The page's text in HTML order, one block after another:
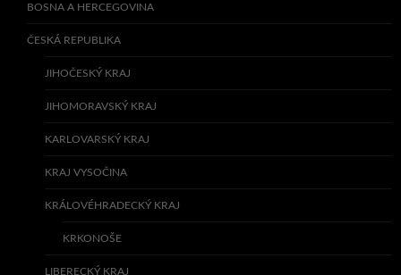
BOSNA A HERCEGOVINA
ČESKÁ REPUBLIKA
JIHOČESKÝ KRAJ
JIHOMORAVSKÝ KRAJ
KARLOVARSKÝ KRAJ
KRAJ VYSOČINA
KRÁLOVÉHRADECKÝ KRAJ
KRKONOŠE
LIBERECKÝ KRAJ